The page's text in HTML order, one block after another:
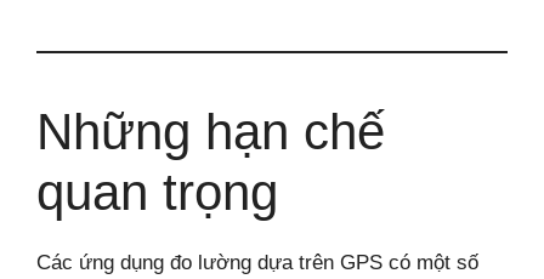
Những hạn chế
quan trọng
Các ứng dụng đo lường dựa trên GPS có một số